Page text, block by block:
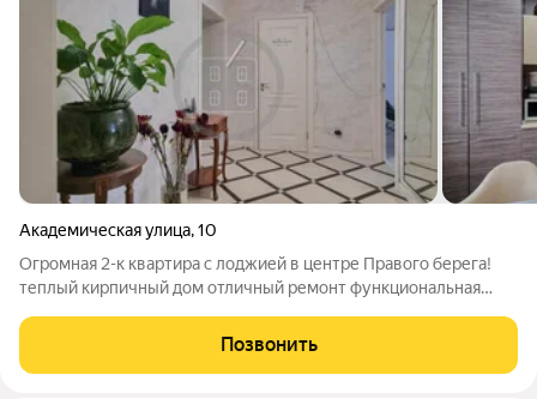
Академическая улица,10
Огромная 2-к квартира с лоджией в центре Правого берега!
теплый кирпичный дом отличный ремонт функциональная
кирпичный дом 2015 г.п., НЕ угловая, из окон открывается
приятный вид, в квартире
Позвонить